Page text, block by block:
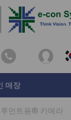
매장
먼트용® 카메라